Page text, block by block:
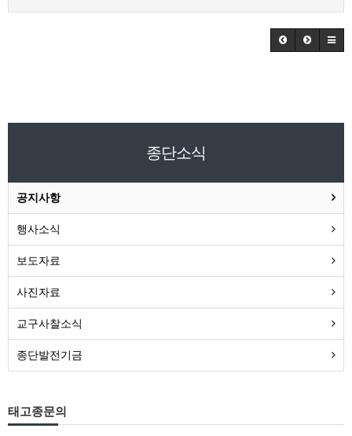
종단소식
공지사항
행사소식
보도자료
사진자료
교구사찰소식
종단발전기금
태고종문의